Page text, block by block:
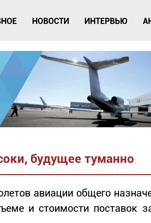
НОВОСТИ ИНТЕРВЬЮ
будущее туманно
авиации общего
и стоимости поставок